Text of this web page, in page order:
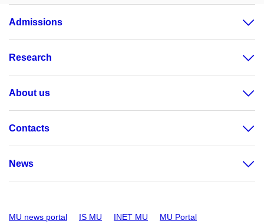
Admissions
Research
About us
Contacts
News
MU news portal IS MU INET MU MU Portal